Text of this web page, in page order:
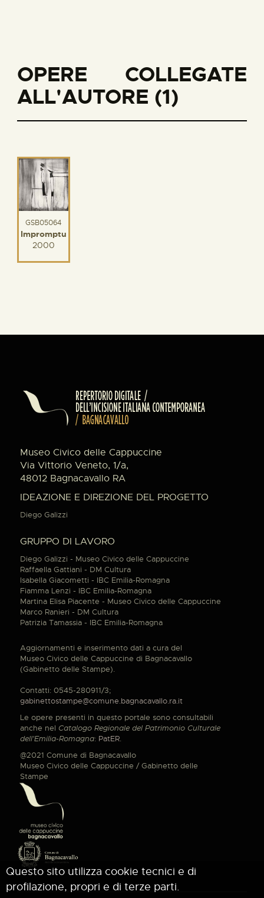
OPERE COLLEGATE
ALL'AUTORE (1)
GSB05064
Impromptu
2000
Museo Civico delle Cappuccine
Via Vittorio Veneto, 1/a,
48012 Bagnacavallo RA
IDEAZIONE E DIREZIONE DEL PROGETTO
Diego Galizzi
GRUPPO DI LAVORO
Diego Galizzi - Museo Civico delle Cappuccine
Raffaella Gattiani - DM Cultura
Isabella Giacometti - IBC Emilia-Romagna
Fiamma Lenzi - IBC Emilia-Romagna
Martina Elisa Piacente - Museo Civico delle Cappuccine
Marco Ranieri - DM Cultura
Patrizia Tamassia - IBC Emilia-Romagna
Aggiornamenti e inserimento dati a cura del
Museo Civico delle Cappuccine di Bagnacavallo
(Gabinetto delle Stampe).
Contatti: 0545-280911/3;
gabinettostampe@comune.bagnacavallo.ra.it
Le opere presenti in questo portale sono consultabili
anche nel Catalogo Regionale del Patrimonio Culturale
dell'Emilia-Romagna: PatER.
@2021 Comune di Bagnacavallo
Museo Civico delle Cappuccine / Gabinetto delle
Stampe
Questo sito utilizza cookie tecnici e di
profilazione, propri e di terze parti.